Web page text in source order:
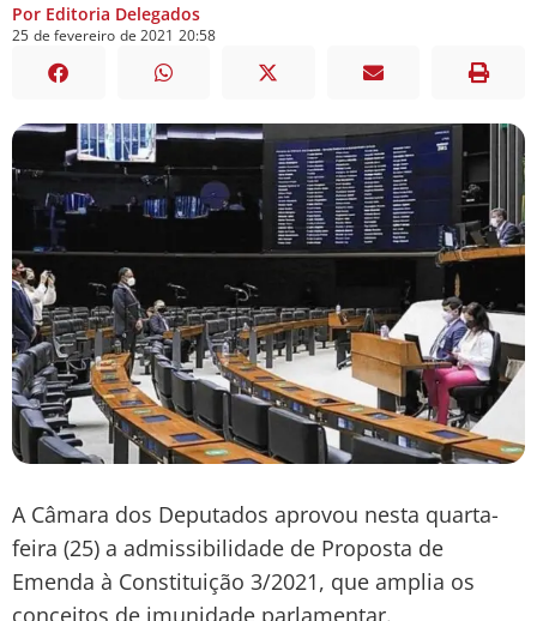
Por Editoria Delegados
25 de fevereiro de 2021 20:58
A Câmara dos Deputados aprovou nesta quarta-
feira (25) a admissibilidade de Proposta de
Emenda à Constituição 3/2021, que amplia os
conceitos de imunidade parlamentar.